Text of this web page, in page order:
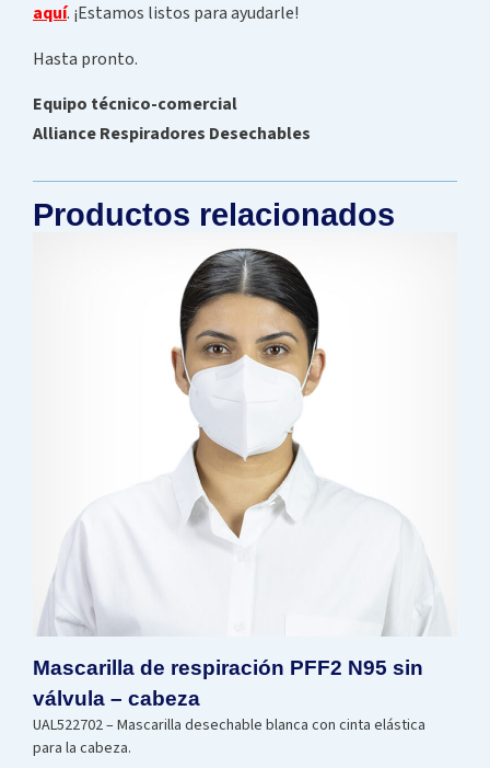
aquí. ¡Estamos listos para ayudarle!
Hasta pronto.
Equipo técnico-comercial
Alliance Respiradores Desechables
Productos relacionados
Mascarilla de respiración PFF2 N95 sin
válvula – cabeza
UAL522702 – Mascarilla desechable blanca con cinta elástica
para la cabeza.